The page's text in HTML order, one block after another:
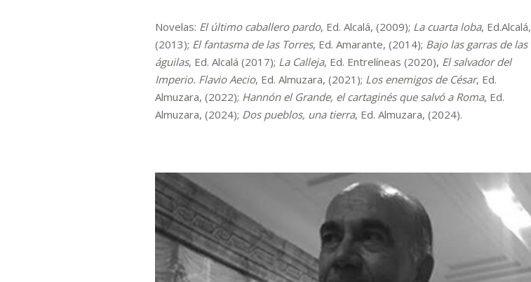
Novelas: El último caballero pardo, Ed. Alcalá, (2009); La cuarta loba, Ed.Alcalá,
(2013); El fantasma de las Torres, Ed. Amarante, (2014); Bajo las garras de las
águilas, Ed. Alcalá (2017); La Calleja, Ed. Entrelíneas (2020), El salvador del
Imperio. Flavio Aecio, Ed. Almuzara, (2021); Los enemigos de César, Ed.
Almuzara, (2022); Hannón el Grande, el cartaginés que salvó a Roma, Ed.
Almuzara, (2024); Dos pueblos, una tierra, Ed. Almuzara, (2024).